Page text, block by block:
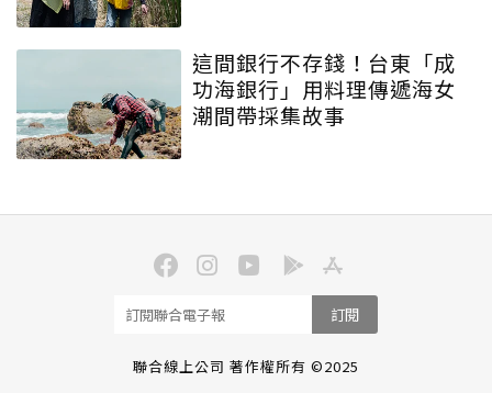
這間銀行不存錢！台東「成
功海銀行」用料理傳遞海女
潮間帶採集故事
訂閱
聯合線上公司 著作權所有 ©2025